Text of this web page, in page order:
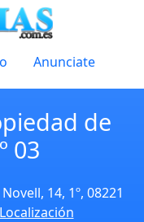
Anunciate
de
03
14, 1º, 08221